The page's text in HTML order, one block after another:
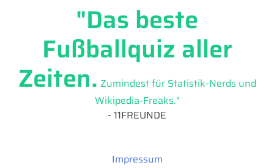
"Das beste
Fußballquiz aller
Zeiten. Zumindest für Statistik-Nerds und
Wikipedia-Freaks."
- 11FREUNDE
Impressum